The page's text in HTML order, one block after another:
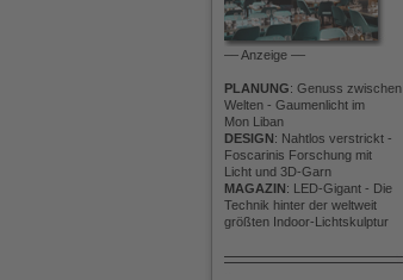
–– Anzeige ––
PLANUNG: Genuss zwischen
Welten - Gaumenlicht im
Mon Liban
DESIGN: Nahtlos verstrickt -
Foscarinis Forschung mit
Licht und 3D-Garn
MAGAZIN: LED-Gigant - Die
Technik hinter der weltweit
größten Indoor-Lichtskulptur